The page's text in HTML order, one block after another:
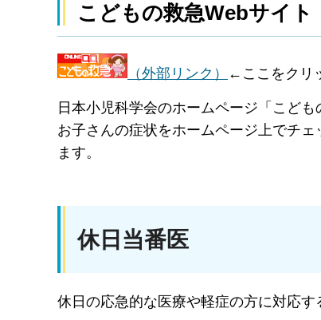
こどもの救急Webサイト
（外部リンク） ←ここをクリ
日本小児科学会のホームページ「こども
お子さんの症状をホームページ上でチ
ます。
休日当番医
休日の応急的な医療や軽症の方に対応す